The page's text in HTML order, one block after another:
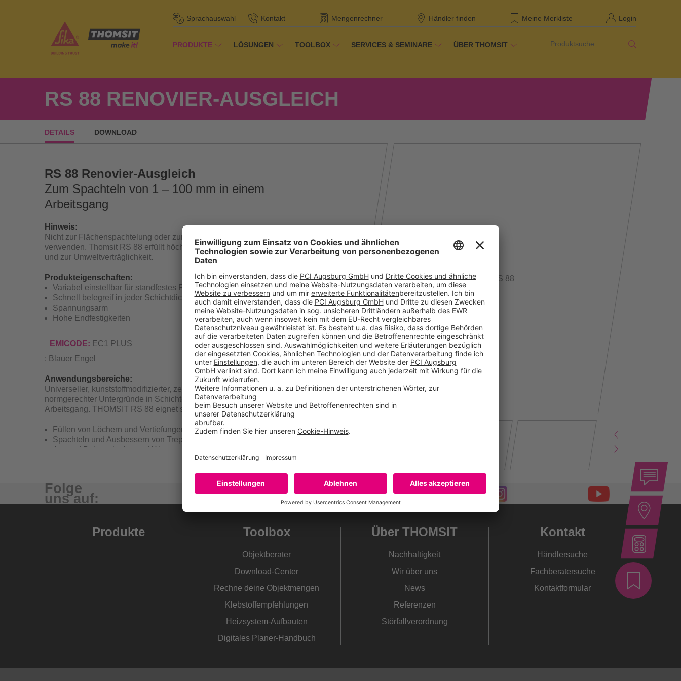
Sprachauswahl Kontakt Mengenrechner Händler finden Meine Merkliste Login
PRODUKTE LÖSUNGEN TOOLBOX SERVICES & SEMINARE ÜBER THOMSIT Produktsuche
RS 88 RENOVIER-AUSGLEICH
DETAILS DOWNLOAD
RS 88 Renovier-Ausgleich
Zum Spachteln von 1 – 100 mm in einem
Arbeitsgang
Hinweis:
Nicht zur Flächenspachtelung oder zum Erstellen von Estrichen/Nutzböden
verwenden. Thomsit RS 88 erfüllt höchste Anforderungen zum Arbeitsschutz
und zur Umweltverträglichkeit.
Produkteigenschaften:
Variabel einstellbar für standfestes Füllen, An- und Beispachteln
Schnell belegreif in jeder Schichtdicke
Spannungsarm
Hohe Endfestigkeiten
EMICODE: EC1 PLUS
: Blauer Engel
Anwendungsbereiche:
Universeller, kunststoffmodifizierter, zementärer Ausgleich für die Erstellung
normgerechter Untergründe in Schichtdicken von 1 - 100 mm in einem
Arbeitsgang. THOMSIT RS 88 eignet sich für das:
Füllen von Löchern und Vertiefungen
Spachteln und Ausbessern von Treppenstufen und Podesten
An- und Beispachteln von Höhenversätzen.
Standfest bis geschmeidig einstellbar durch entsprechende Wasserdosierung.
Nur für den trockenen Innenbereich.
Nicht zur Flächenspachtelung oder zum Erstellen von Estrichen/Nutzböden
Folge
uns auf:
Produkte Toolbox
Objektberater
Download-Center
Rechne deine Objektmengen
Klebstoffempfehlungen
Heizsystem-Aufbauten
Digitales Planer-Handbuch
Über THOMSIT
Nachhaltigkeit
Wir über uns
News
Referenzen
Störfallverordnung
Kontakt
Händlersuche
Fachberatersuche
Kontaktformular